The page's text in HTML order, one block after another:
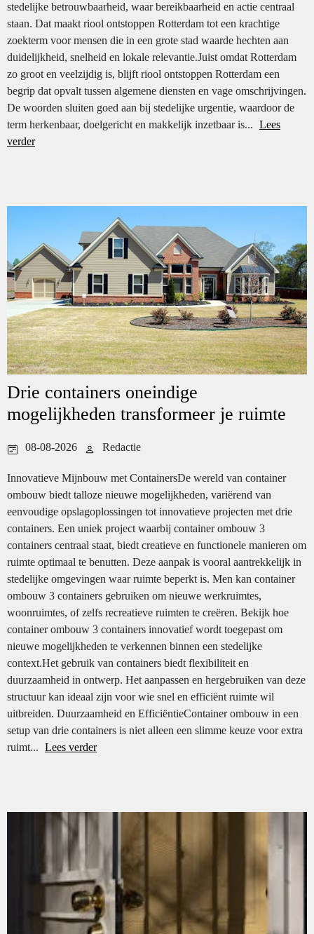
stedelijke betrouwbaarheid, waar bereikbaarheid en actie centraal
staan. Dat maakt riool ontstoppen Rotterdam tot een krachtige
zoekterm voor mensen die in een grote stad waarde hechten aan
duidelijkheid, snelheid en lokale relevantie.Juist omdat Rotterdam
zo groot en veelzijdig is, blijft riool ontstoppen Rotterdam een
begrip dat opvalt tussen algemene diensten en vage omschrijvingen.
De woorden sluiten goed aan bij stedelijke urgentie, waardoor de
term herkenbaar, doelgericht en makkelijk inzetbaar is... Lees
verder
Drie containers oneindige
mogelijkheden transformeer je ruimte
08-08-2026 Redactie
Innovatieve Mijnbouw met ContainersDe wereld van container
ombouw biedt talloze nieuwe mogelijkheden, variërend van
eenvoudige opslagoplossingen tot innovatieve projecten met drie
containers. Een uniek project waarbij container ombouw 3
containers centraal staat, biedt creatieve en functionele manieren om
ruimte optimaal te benutten. Deze aanpak is vooral aantrekkelijk in
stedelijke omgevingen waar ruimte beperkt is. Men kan container
ombouw 3 containers gebruiken om nieuwe werkruimtes,
woonruimtes, of zelfs recreatieve ruimten te creëren. Bekijk hoe
container ombouw 3 containers innovatief wordt toegepast om
nieuwe mogelijkheden te verkennen binnen een stedelijke
context.Het gebruik van containers biedt flexibiliteit en
duurzaamheid in ontwerp. Het aanpassen en hergebruiken van deze
structuur kan ideaal zijn voor wie snel en efficiënt ruimte wil
uitbreiden. Duurzaamheid en EfficiëntieContainer ombouw in een
setup van drie containers is niet alleen een slimme keuze voor extra
ruimt... Lees verder